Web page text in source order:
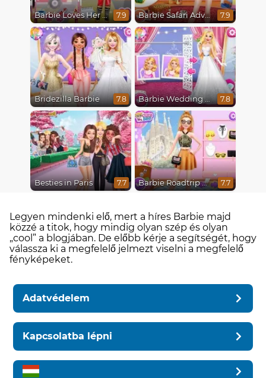
Barbie Loves Her Job 7.9 Barbie Safari Adventure 7.9
Bridezilla Barbie 7.8 Barbie Wedding Fun 7.8
Besties in Paris 7.7 Barbie Roadtrip Adventure 7.7
Legyen mindenki elő, mert a híres Barbie majd
közzé a titok, hogy mindig olyan szép és olyan
„cool” a blogjában. De előbb kérje a segítségét, hogy
válassza ki a megfelelő jelmezt viselni a megfelelő
fényképeket.
Adatvédelem
Kapcsolatba lépni